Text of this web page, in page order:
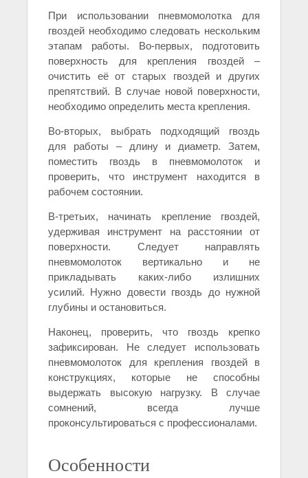
При использовании пневмомолотка для
гвоздей необходимо следовать нескольким
этапам работы. Во-первых, подготовить
поверхность для крепления гвоздей –
очистить её от старых гвоздей и других
препятствий. В случае новой поверхности,
необходимо определить места крепления.
Во-вторых, выбрать подходящий гвоздь
для работы – длину и диаметр. Затем,
поместить гвоздь в пневмомолоток и
проверить, что инструмент находится в
рабочем состоянии.
В-третьих, начинать крепление гвоздей,
удерживая инструмент на расстоянии от
поверхности. Следует направлять
пневмомолоток вертикально и не
прикладывать каких-либо излишних
усилий. Нужно довести гвоздь до нужной
глубины и остановиться.
Наконец, проверить, что гвоздь крепко
зафиксирован. Не следует использовать
пневмомолоток для крепления гвоздей в
конструкциях, которые не способны
выдержать высокую нагрузку. В случае
сомнений, всегда лучше
проконсультироваться с профессионалами.
Особенности